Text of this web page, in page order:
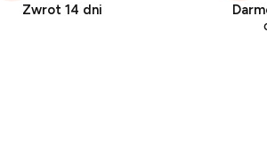
Zwrot 14 dni